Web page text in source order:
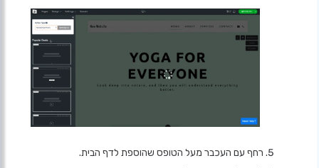
רחף עם העכבר מעל הטופס שהוספת לדף הבית.